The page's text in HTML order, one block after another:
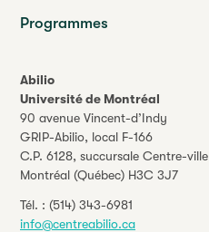
Abilio
Université de Montréal
90 avenue Vincent-d’Indy
GRIP-Abilio, local F-166
C.P. 6128, succursale Centre-ville
Montréal (Québec) H3C 3J7
Tél. : (514) 343-6981
info@centreabilio.ca
Programmes